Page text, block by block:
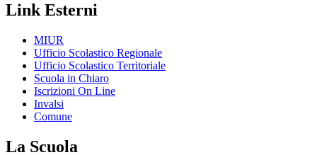
Link Esterni
MIUR
Ufficio Scolastico Regionale
Ufficio Scolastico Territoriale
Scuola in Chiaro
Iscrizioni On Line
Invalsi
Comune
La Scuola